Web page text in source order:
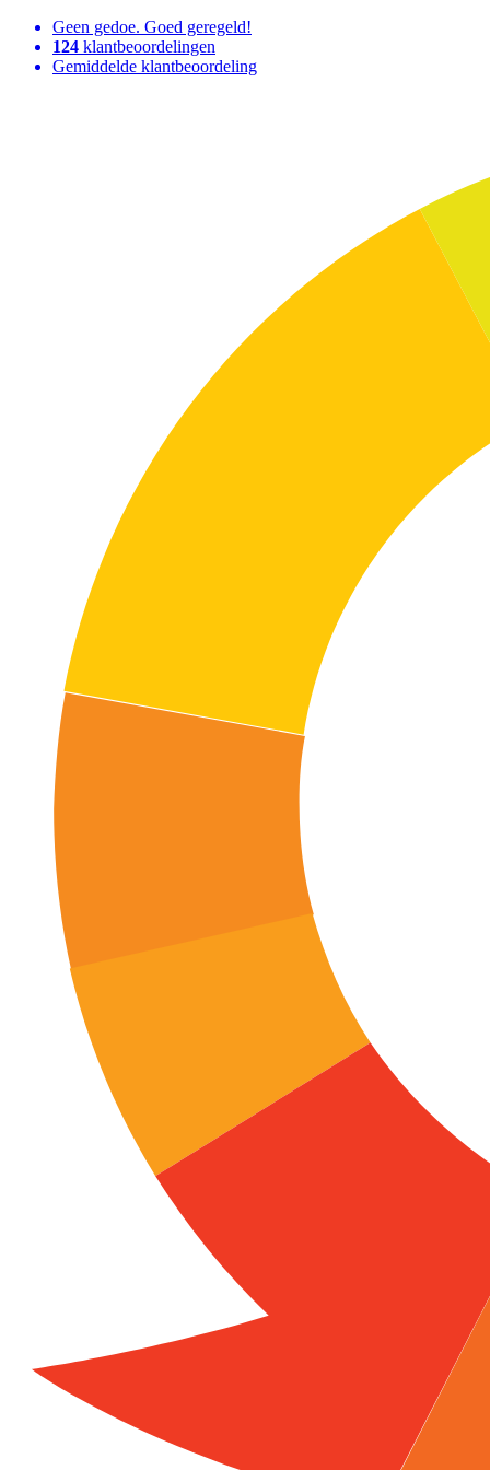
Geen gedoe. Goed geregeld!
124 klantbeoordelingen
Gemiddelde klantbeoordeling